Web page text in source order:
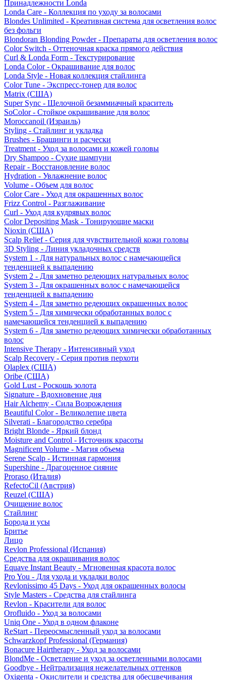
Принадлежности Londa
Londa Care - Коллекция по уходу за волосами
Blondes Unlimited - Креативная система для осветления волос
без фольги
Blondoran Blonding Powder - Препараты для осветления волос
Color Switch - Оттеночная краска прямого действия
Curl & Londa Form - Текстурирование
Londa Color - Окрашивание для волос
Londa Style - Новая коллекция стайлинга
Color Tune - Экспресс-тонер для волос
Matrix (США)
Super Sync - Щелочной безаммиачный краситель
SoColor - Стойкое окрашивание для волос
Moroccanoil (Израиль)
Styling - Стайлинг и укладка
Brushes - Брашинги и расчески
Treatment - Уход за волосами и кожей головы
Dry Shampoo - Сухие шампуни
Repair - Восстановление волос
Hydration - Увлажнение волос
Volume - Объем для волос
Color Care - Уход для окрашенных волос
Frizz Control - Разглаживание
Curl - Уход для кудрявых волос
Color Depositing Mask - Тонирующие маски
Nioxin (США)
Scalp Relief - Серия для чувствительной кожи головы
3D Styling - Линия укладочных средств
System 1 - Для натуральных волос с намечающейся
тенденцией к выпадению
System 2 - Для заметно редеющих натуральных волос
System 3 - Для окрашенных волос с намечающейся
тенденцией к выпадению
System 4 - Для заметно редеющих окрашенных волос
System 5 - Для химически обработанных волос с
намечающейся тенденцией к выпадению
System 6 - Для заметно редеющих химически обработанных
волос
Intensive Therapy - Интенсивный уход
Scalp Recovery - Серия против перхоти
Olaplex (США)
Oribe (США)
Gold Lust - Роскошь золота
Signature - Вдохновение дня
Hair Alchemy - Сила Возрождения
Beautiful Color - Великолепие цвета
Silverati - Благородство серебра
Bright Blonde - Яркий блонд
Moisture and Control - Источник красоты
Magnificent Volume - Магия объема
Serene Scalp - Истинная гармония
Supershine - Драгоценное сияние
Proraso (Италия)
RefectoCil (Австрия)
Reuzel (США)
Очищение волос
Стайлинг
Борода и усы
Бритье
Лицо
Revlon Professional (Испания)
Средства для окрашивания волос
Equave Instant Beauty - Мгновенная красота волос
Pro You - Для ухода и укладки волос
Revlonissimo 45 Days - Уход для окрашенных волосы
Style Masters - Средства для стайлинга
Revlon - Красители для волос
Orofluido - Уход за волосами
Uniq One - Уход в одном флаконе
ReStart - Переосмысленный уход за волосами
Schwarzkopf Professional (Германия)
Bonacure Hairtherapy - Уход за волосами
BlondMe - Осветление и уход за осветленными волосами
Goodbye - Нейтрализация нежелательных оттенков
Oxigenta - Окислители и средства для обесцвечивания